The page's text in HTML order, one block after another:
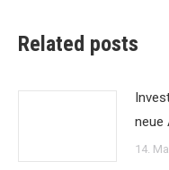
Related posts
neue
14.